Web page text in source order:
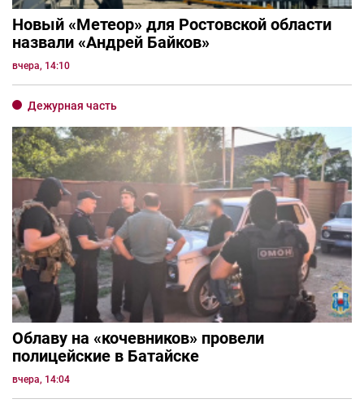
Новый «Метеор» для Ростовской области
назвали «Андрей Байков»
вчера, 14:10
Дежурная часть
Облаву на «кочевников» провели
полицейские в Батайске
вчера, 14:04